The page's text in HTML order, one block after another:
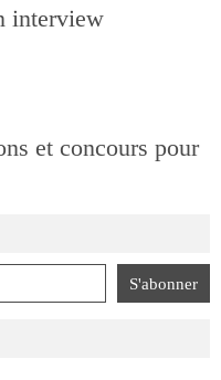
interview
et concours pour